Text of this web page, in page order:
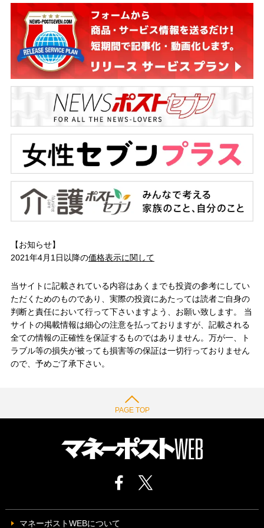
【お知らせ】
2021年4月1日以降の価格表示に関して
当サイトに記載されている内容はあくまでも投資の参考にしてい
ただくためのものであり、実際の投資にあたっては読者ご自身の
判断と責任において行って下さいますよう、お願い致します。 当
サイトの掲載情報は細心の注意を払っておりますが、記載される
全ての情報の正確性を保証するものではありません。万が一、ト
ラブル等の損失が被っても損害等の保証は一切行っておりません
ので、予めご了承下さい。
PAGE TOP
マネーポストWEBについて